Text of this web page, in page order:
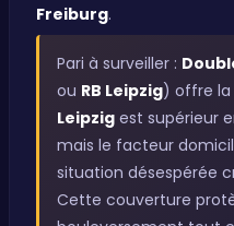
Freiburg.
Pari à surveiller :
ou RB Leipzig) offre la
Leipzig est supérieur
mais le facteur
situation désespérée
Cette couverture